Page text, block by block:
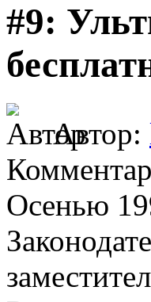
#9:
Автор:
Осенью